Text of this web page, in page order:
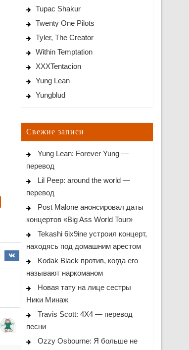
Tupac Shakur
Twenty One Pilots
Tyler, The Creator
Within Temptation
XXXTentacion
Yung Lean
Yungblud
Свежие записи
Yung Lean: Forever Yung —
перевод
Lil Peep: around the world —
перевод
Post Malone анонсировал даты
концертов «Big Ass World Tour»
Tekashi 6ix9ine устроил концерт,
находясь под домашним арестом
Kodak Black против, когда его
называют наркоманом
Новая тату на лице сестры
Ники Минаж
Travis Scott: 4X4 — перевод
песни
Ozzy Osbourne: Я больше не